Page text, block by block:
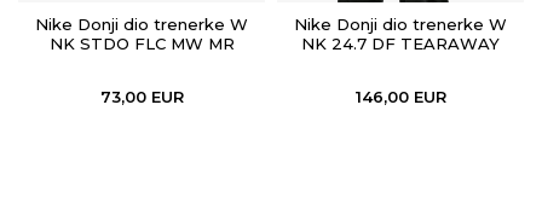
Nike Donji dio trenerke W
NK STDO FLC MW MR
73,00 EUR
Nike Donji dio trenerke W
NK 24.7 DF TEARAWAY
146,00 EUR